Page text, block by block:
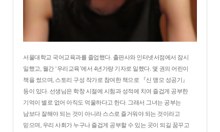
서울대학교 국어교육과를 졸업했다. 출판사와 인터넷서점에서 잠시
일했고, 월간 ‘우리교육’에서 4년가량 기자로 일했다. 몇 권의 어린이
책을 썼으며, 스토리 구성 작가로 참여한 책으로 『신 맹모 성공기』
등이 있다. 선생님은 학창 시절에 시험과 성적에 치여 즐겁게 공부한
기억이 별로 없어 아직도 억울하다고 한다. 그래서 그녀는 공부는
남보다 잘해야 되는 것이 아니라 스스로 즐거워야 되는 것이라고
믿으며, 우리 사회가 누구나 즐겁게 공부할 수 있는 곳이 되길 꿈꾸고